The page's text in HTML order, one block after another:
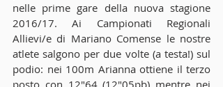
nelle prime gare della nuova stagione
2016/17. Ai Campionati Regionali
Allievi/e di Mariano Comense le nostre
atlete salgono per due volte (a testa!) sul
podio: nei 100m Arianna ottiene il terzo
posto con 12"64 (12"05pb) mentre nei